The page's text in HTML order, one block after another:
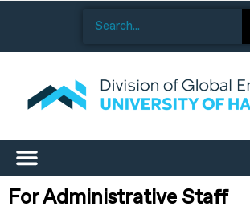
For Administrative Staff